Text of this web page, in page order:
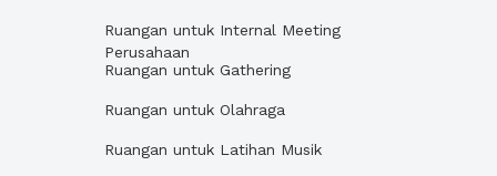
Ruangan untuk Internal Meeting
Perusahaan
Ruangan untuk Gathering
Ruangan untuk Olahraga
Ruangan untuk Latihan Musik